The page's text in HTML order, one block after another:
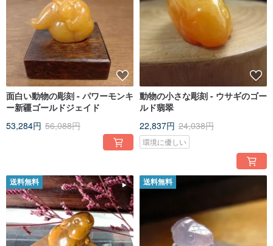
面白い動物の彫刻 - パワーモンキ
ー新疆ゴールドジェイド
53,284円 56,088円
動物の小さな彫刻 - ウサギのゴー
ルド翡翠
22,837円 24,038円
環境に優しい
送料無料 送料無料